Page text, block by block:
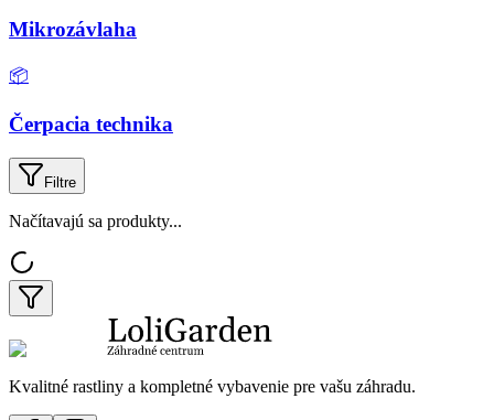
Mikrozávlaha
📦
Čerpacia technika
Filtre
Načítavajú sa produkty...
Kvalitné rastliny a kompletné vybavenie pre vašu záhradu.